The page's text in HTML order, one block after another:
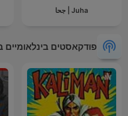
Juha | جحا
פודקאסטים בינלאומיים